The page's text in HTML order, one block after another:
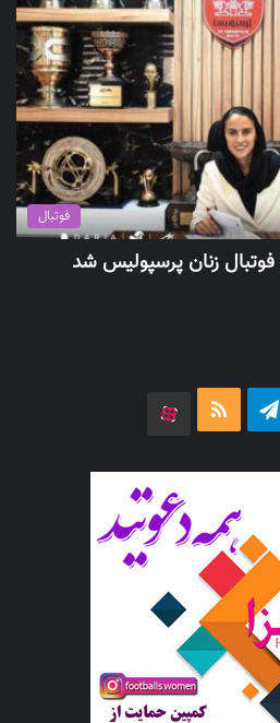
فوتبال
فوتبال زنان پرسپولیس شد
تلگرام خوراک